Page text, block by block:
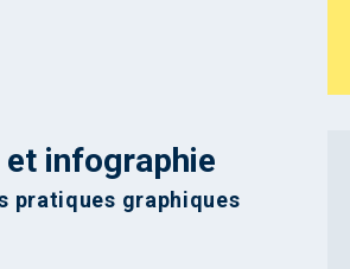
et infographie
pratiques graphiques